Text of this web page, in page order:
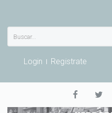
Login Registrate